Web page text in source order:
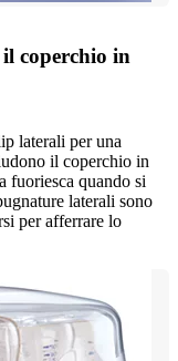
coperchio in
laterali per una
il coperchio in
fuoriesca quando si
laterali sono
per afferrare lo